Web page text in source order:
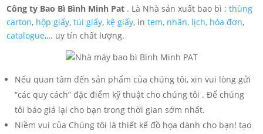
Công ty Bao Bì Bình Minh Pat . Là Nhà sản xuất bao bì :thùng
carton, hộp giấy,túi giấy, kệ giấy, intem, nhãn, lịch, hóa đơn,
catalogue,… uy tín chất lượng.
Nếu quan tâm đến sản phẩm của chúng tôi, xin vui lòng gửi
“các quy cách” đặc điểm kỹ thuật cho chúng tôi . Để chúng
tôi báo giá lại cho bạn trong thời gian sớm nhất.
Niềm vui của Chúng tôi là thiết kế đồ họa dành cho bạn! tạo